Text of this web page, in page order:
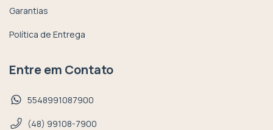
Garantias
Política de Entrega
Entre em Contato
5548991087900
(48) 99108-7900